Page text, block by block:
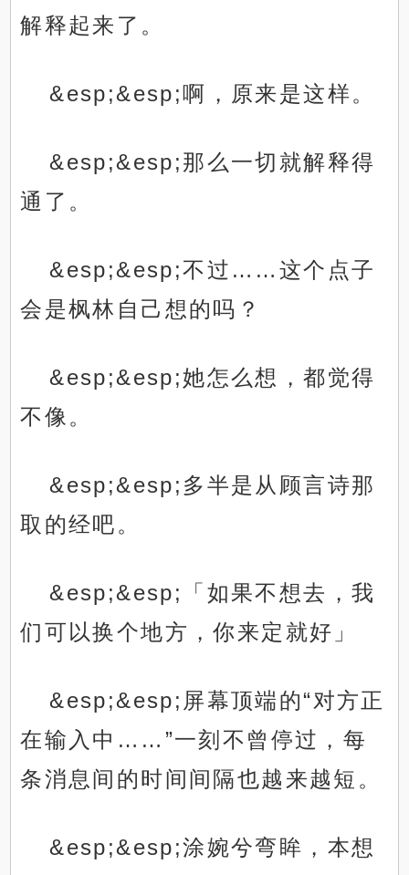
解释起来了。
&esp;&esp;啊，原来是这样。
&esp;&esp;那么一切就解释得
通了。
&esp;&esp;不过……这个点子
会是枫林自己想的吗？
&esp;&esp;她怎么想，都觉得
不像。
&esp;&esp;多半是从顾言诗那
取的经吧。
&esp;&esp;「如果不想去，我
们可以换个地方，你来定就好」
&esp;&esp;屏幕顶端的“对方正
在输入中……”一刻不曾停过，每
条消息间的时间间隔也越来越短。
&esp;&esp;涂婉兮弯眸，本想